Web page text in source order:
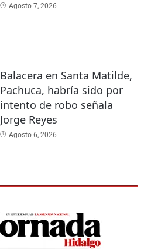
Agosto 7, 2026
Balacera en Santa Matilde,
Pachuca, habría sido por
intento de robo señala
Jorge Reyes
Agosto 6, 2026